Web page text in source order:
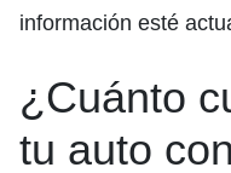
información esté
¿Cuánto
tu auto